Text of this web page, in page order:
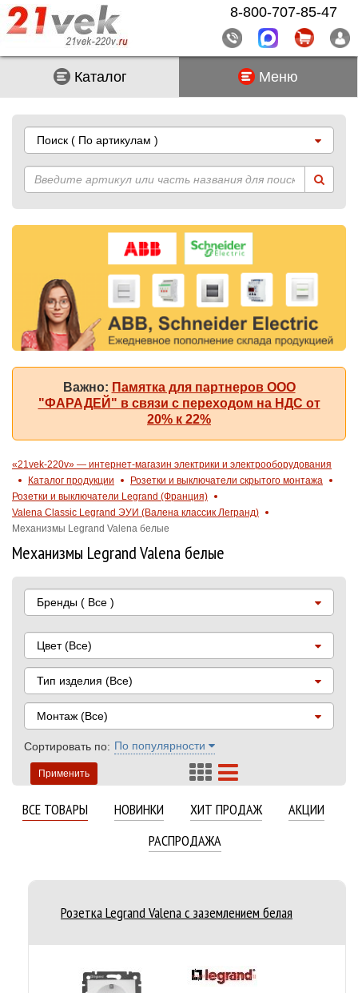
Каталог Меню
Поиск ( По артикулам )
Важно: Памятка для партнеров ООО
"ФАРАДЕЙ" в связи с переходом на НДС от
20% к 22%
«21vek-220v» — интернет-магазин электрики и электрооборудования
Каталог продукции
Розетки и выключатели скрытого монтажа
Розетки и выключатели Legrand (Франция)
Valena Classic Legrand ЭУИ (Валена классик Легранд)
Механизмы Legrand Valena белые
Механизмы Legrand Valena белые
Бренды ( Все )
Цвет(Все)
Тип изделия (Все)
Монтаж (Все)
Сортировать по: По популярности
Применить
ВСЕ ТОВАРЫ НОВИНКИ ХИТ ПРОДАЖ
АКЦИИ
РАСПРОДАЖА
Розетка Legrand Valena с заземлением белая
8-800-707-85-47